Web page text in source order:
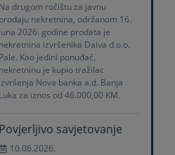
Na drugom ročištu za javnu
prodaju nekretnina, održanom 16.
juna 2026. godine prodata je
nekretnina izvršenika Daiva d.o.o.
Pale. Kao jedini ponuđač,
nekretninu je kupio tražilac
izvršenja Nova banka a.d. Banja
Luka za iznos od 46.000,00 KM.
Povjerljivo savjetovanje
10.06.2026.